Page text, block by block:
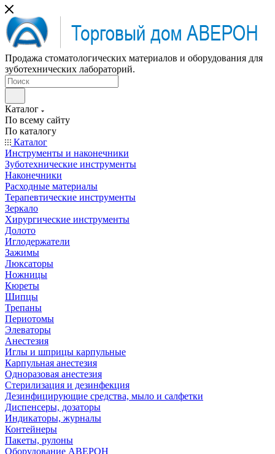
Продажа стоматологических материалов и оборудования для
зуботехнических лабораторий.
Каталог
По всему сайту
По каталогу
Каталог
Инструменты и наконечники
Зуботехнические инструменты
Наконечники
Расходные материалы
Терапевтические инструменты
Зеркало
Хирургические инструменты
Долото
Иглодержатели
Зажимы
Люксаторы
Ножницы
Кюреты
Шипцы
Трепаны
Периотомы
Элеваторы
Анестезия
Иглы и шприцы карпульные
Карпульная анестезия
Одноразовая анестезия
Стерилизация и дезинфекция
Дезинфицирующие средства, мыло и салфетки
Диспенсеры, дозаторы
Индикаторы, журналы
Контейнеры
Пакеты, рулоны
Оборудование АВЕРОН